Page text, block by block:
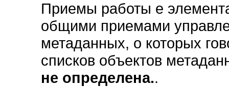
Приемы работы е
общими приемами
метаданных, о которых
списков объектов
не определена..